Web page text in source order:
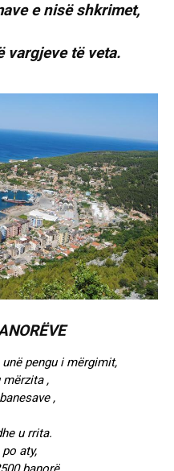
e nisë shkrimet,
vargjeve të veta.
pengu i mërgimit,
mërzita ,
,
u rrita.
aty,